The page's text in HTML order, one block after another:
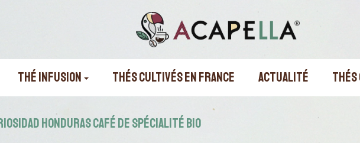
THÉ INFUSION THÉS CULTIVÉS EN FRANCE ACTUALITÉ THÉS
HONDURAS CAFÉ DE SPÉCIALITÉ BIO